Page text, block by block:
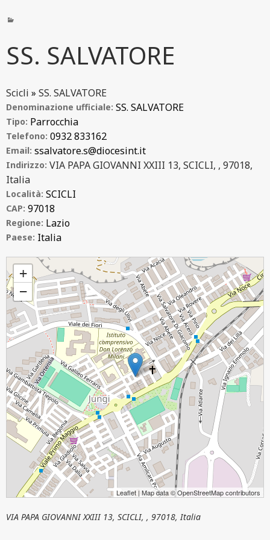
SS. SALVATORE
Scicli » SS. SALVATORE
Denominazione ufficiale: SS. SALVATORE
Tipo: Parrocchia
Telefono: 0932 833162
Email: ssalvatore.s@diocesint.it
Indirizzo: VIA PAPA GIOVANNI XXIII 13, SCICLI, , 97018,
Italia
Località: SCICLI
CAP: 97018
Regione: Lazio
Paese: Italia
SS. SALVATORE
+
−
Leaflet | Map data ©OpenStreetMapcontributors
VIA PAPA GIOVANNI XXIII 13, SCICLI, , 97018, Italia